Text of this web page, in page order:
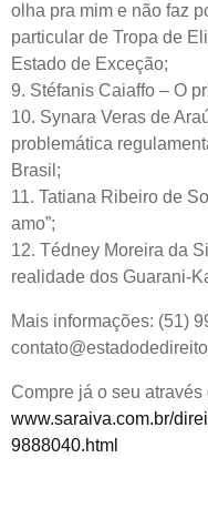
olha pra mim e não faz
particular de Tropa de
Estado de Exceção;
9. Stéfanis Caiaffo – O
10. Synara Veras de
problemática
Brasil;
11. Tatiana Ribeiro de
amo”;
12. Tédney Moreira da
realidade dos Guarani-
Mais informações: (51)
Compre já o seu através
www.saraiva.com.br/
9888040.html